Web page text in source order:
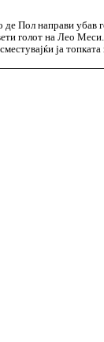
Пол направи убав
голот на Лео
ја